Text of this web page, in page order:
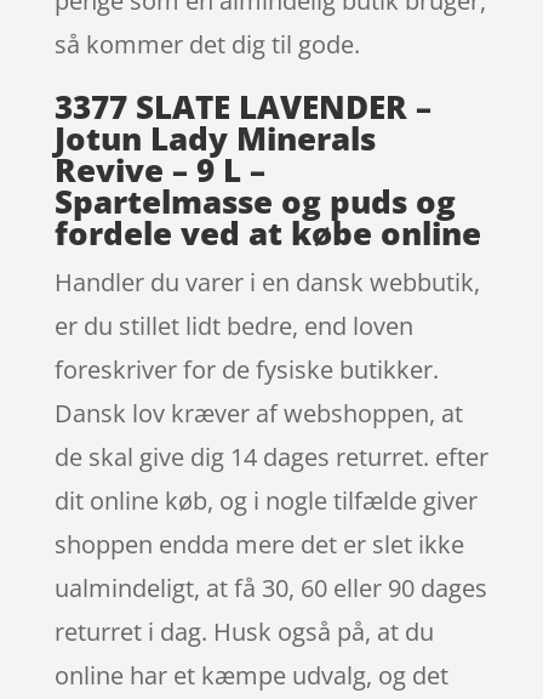
så kommer det dig til gode.
3377 SLATE LAVENDER –
Jotun Lady Minerals
Revive – 9 L –
Spartelmasse og puds og
fordele ved at købe online
Handler du varer i en dansk webbutik,
er du stillet lidt bedre, end loven
foreskriver for de fysiske butikker.
Dansk lov kræver af webshoppen, at
de skal give dig 14 dages returret. efter
dit online køb, og i nogle tilfælde giver
shoppen endda mere det er slet ikke
ualmindeligt, at få 30, 60 eller 90 dages
returret i dag. Husk også på, at du
online har et kæmpe udvalg, og det